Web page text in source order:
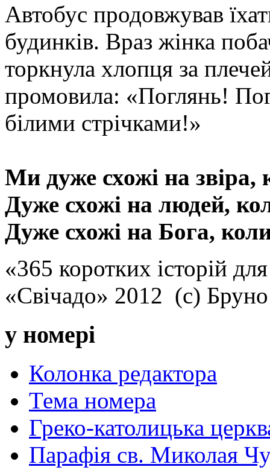
Автобус продовжував
будинків. Враз жінка
торкнула хлопця за
промовила: «Поглянь!
білими стрічками!»
Ми дуже схожі на звіра,
Дуже схожі на людей,
Дуже схожі на Бога,
«365 коротких історій
«Свічадо» 2012 (с)
у номері
Колонка редактора
Тема номера
Греко-католицька
Парафія св. Миколая